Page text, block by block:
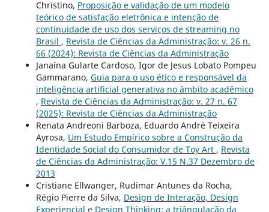
Christino, Proposição e validação de um modelo
teórico de satisfação eletrônica e intenção de
continuidade de uso dos serviços de streaming no
Brasil , Revista de Ciências da Administração: v. 26 n.
66 (2024): Revista de Ciências da Administração
Janaína Gularte Cardoso, Igor de Jesus Lobato Pompeu
Gammarano, Guia para o uso ético e responsável da
inteligência artificial generativa no âmbito acadêmico
, Revista de Ciências da Administração: v. 27 n. 67
(2025): Revista de Ciências da Administração
Renata Andreoni Barboza, Eduardo André Teixeira
Ayrosa, Um Estudo Empírico sobre a Construção da
Identidade Social do Consumidor de Toy Art , Revista
de Ciências da Administração: V.15 N.37 Dezembro de
2013
Cristiane Ellwanger, Rudimar Antunes da Rocha,
Régio Pierre da Silva, Design de Interação, Design
Experiencial e Design Thinking: a triângulação da